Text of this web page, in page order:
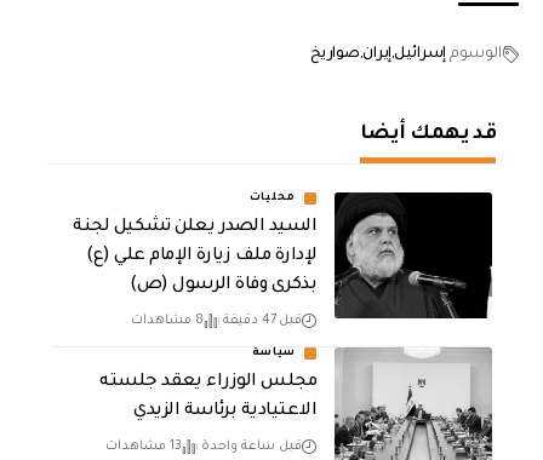
الوسوم إسرائيلإيران صواريخ
قد يهمك أيضا
محليات
السيد الصدر يعلن تشكيل لجنة
لإدارة ملف زيارة الإمام علي (ع)
بذكرى وفاة الرسول (ص)
قبل 47 دقيقة 8 مشاهدات
سياسة
مجلس الوزراء يعقد جلسته
الاعتيادية برئاسة الزيدي
قبل ساعة واحدة 13 مشاهدات